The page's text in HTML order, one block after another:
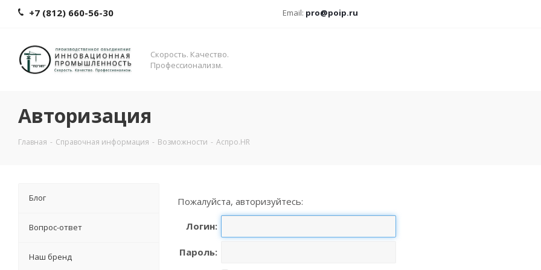
+7 (812) 660-56-30 Email: pro@poip.ru
Скорость. Качество.
Профессионализм.
Авторизация
Главная - Справочная информация - Возможности - Аспро.HR
Пожалуйста, авторизуйтесь:
Логин:
Пароль:
Блог
Вопрос-ответ
Наш бренд